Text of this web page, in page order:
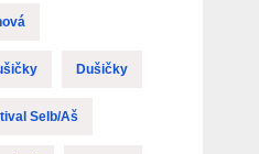
Dušičky
Selb/Aš